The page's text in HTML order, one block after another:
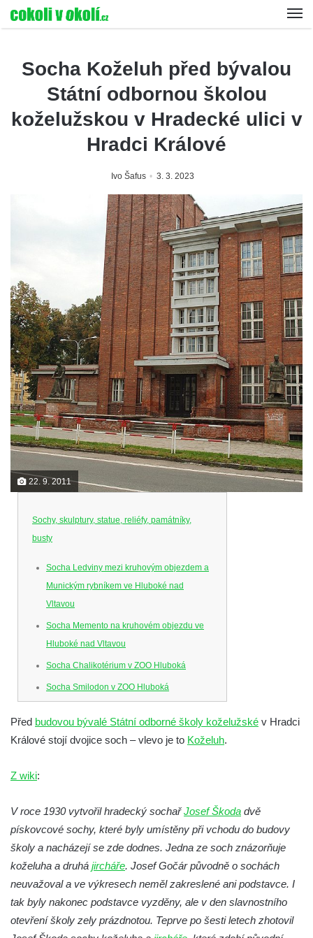
Socha Koželuh před bývalou
Státní odbornou školou
koželužskou v Hradecké ulici v
Hradci Králové
Ivo Šafus 3. 3. 2023
22. 9. 2011
Sochy, skulptury, statue, reliéfy, památníky,
busty
Socha Ledviny mezi kruhovým objezdem a
Munickým rybníkem ve Hluboké nad
Vltavou
Socha Memento na kruhovém objezdu ve
Hluboké nad Vltavou
Socha Chalikotérium v ZOO Hluboká
Socha Smilodon v ZOO Hluboká
Socha Koroun bezzubý v ZOO Hluboká
Socha Mamut srstnatý v ZOO Hluboká
Socha Orel v ZOO Hluboká
Socha Vydry si hrají v ZOO Hluboká
Socha Přátelství v ZOO Hluboká
Socha Matka příroda v ZOO Hluboká
Socha Lišky v ZOO Hluboká
Před budovou bývalé Státní odborné školy koželužské v Hradci
Králové stojí dvojice soch – vlevo je to Koželuh.
Z wiki:
V roce 1930 vytvořil hradecký sochařJosef Škoda dvě
pískovcové sochy, které byly umístěny při vchodu do budovy
školy a nacházejí se zde dodnes. Jedna ze soch znázorňuje
koželuha a druhá jircháře. Josef Gočár původně o sochách
neuvažoval a ve výkresech neměl zakreslené ani podstavce. I
tak byly nakonec podstavce vyzděny, ale v den slavnostního
otevření školy zely prázdnotou. Teprve po šesti letech zhotovil